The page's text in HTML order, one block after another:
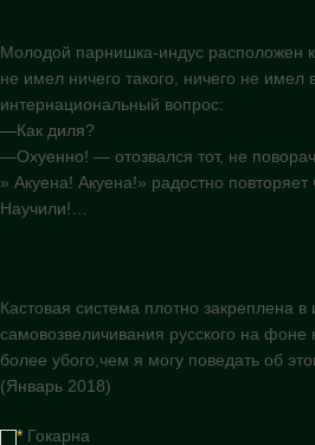
Молодой парнишка-индус расположен
не имел ничего такого, ничего не
интернациональный вопрос:
—Как диля?
—Охуенно! — отозвался тот, не
» Акуена! Акуена!» радостно
Научили!…
Кастовая система плотно закреплена
самовозвеличивания русского на
более убого,чем я могу поведать об
(Январь 2018)
* Гокарна